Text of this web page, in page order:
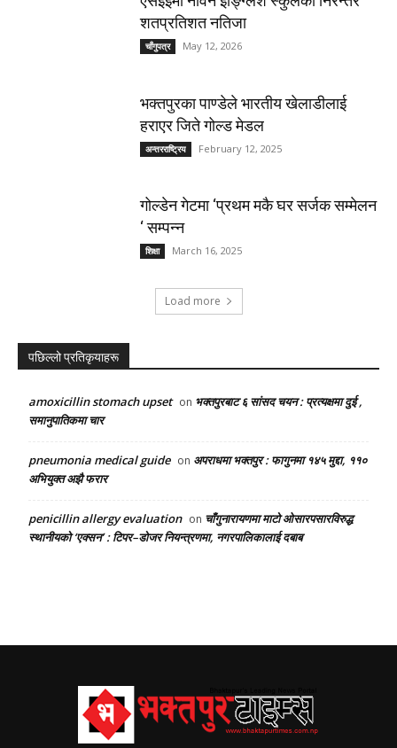
शतप्रतिशत नतिजा
चाँगुपत्र May 12, 2026
भक्तपुरका पाण्डेले भारतीय खेलाडीलाई
हराएर जिते गोल्ड मेडल
अन्तरराष्ट्रिय February 12, 2025
गोल्डेन गेटमा ‘प्रथम मकै घर सर्जक सम्मेलन
‘ सम्पन्न
शिक्षा March 16, 2025
Load more
पछिल्लो प्रतिकृयाहरू
amoxicillin stomach upset on भक्तपुरबाट ६ सांसद चयन : प्रत्यक्षमा दुई ,
समानुपातिकमा चार
pneumonia medical guide on अपराधमा भक्तपुर : फागुनमा १४५ मुद्दा, ११०
अभियुक्त अझै फरार
penicillin allergy evaluation on चाँगुनारायणमा माटो ओसारपसारविरुद्ध
स्थानीयको ‘एक्सन’ : टिपर–डोजर नियन्त्रणमा, नगरपालिकालाई दबाब